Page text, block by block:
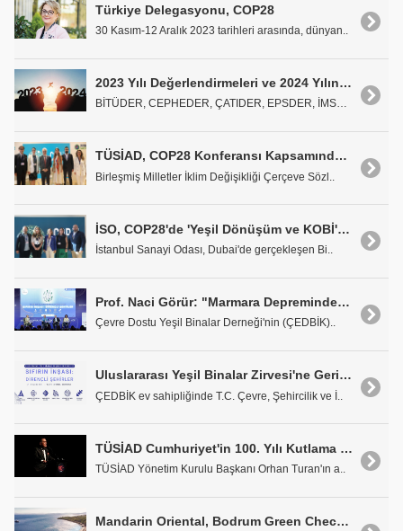
Türkiye Delegasyonu, COP28
30 Kasım-12 Aralık 2023 tarihleri arasında, dünyan..
2023 Yılı Değerlendirmeleri ve 2024 Yılından Beklentiler
BİTÜDER, CEPHEDER, ÇATIDER, EPSDER, İMSAD, İZODER,..
TÜSİAD, COP28 Konferansı Kapsamında Etkinlikler Gerçekleştirdi
Birleşmiş Milletler İklim Değişikliği Çerçeve Sözl..
İSO, COP28'de 'Yeşil Dönüşüm ve KOBİ'ler' Konusunu Ele Aldı
İstanbul Sanayi Odası, Dubai'de gerçekleşen Bi..
Prof. Naci Görür: "Marmara Depreminde Sanayinin Çarkları Durur"
Çevre Dostu Yeşil Binalar Derneği'nin (ÇEDBİK)..
Uluslararası Yeşil Binalar Zirvesi'ne Geri Sayım Başladı
ÇEDBİK ev sahipliğinde T.C. Çevre, Şehircilik ve İ..
TÜSİAD Cumhuriyet'in 100. Yılı Kutlama Etkinliği
TÜSİAD Yönetim Kurulu Başkanı Orhan Turan'ın a..
Mandarin Oriental, Bodrum Green Check Sertifikasını Alan İlk Resort Oldu